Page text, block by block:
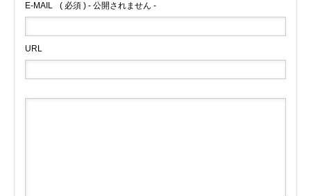
E-MAIL ( 必須 ) - 公開されません -
URL